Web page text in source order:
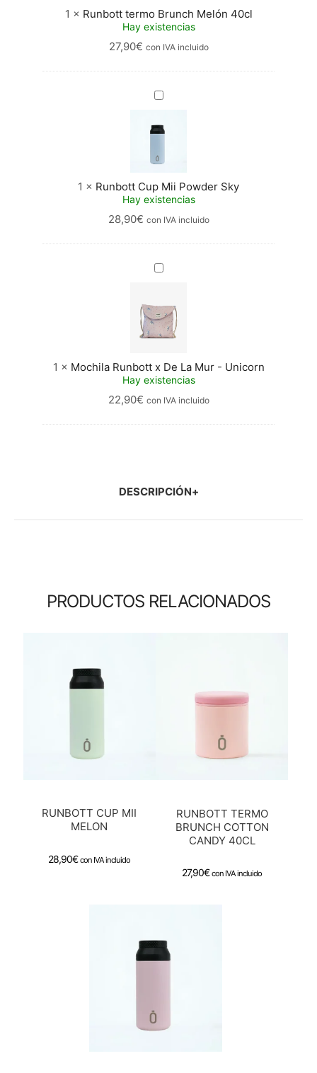
1 × Runbott termo Brunch Melón 40cl
Hay existencias
27,90€ con IVA incluido
Runbott
Mii
Powder
1 × Runbott Cup Mii Powder Sky
Hay existencias
28,90€ con IVA incluido
Mochila
De
La
Mur
Unicorn
1 × Mochila Runbott x De La Mur - Unicorn
Hay existencias
22,90€ con IVA incluido
DESCRIPCIÓN
PRODUCTOS RELACIONADOS
RUNBOTT CUP MII
MELON
28,90€ con IVA incluido
RUNBOTT TERMO
BRUNCH COTTON
CANDY 40CL
27,90€ con IVA incluido